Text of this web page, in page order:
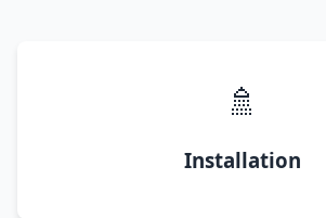
🚿
Installation